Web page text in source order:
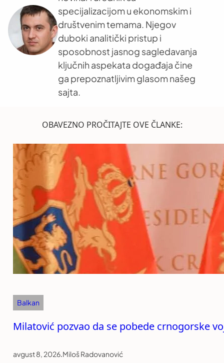
specijalizacijom u ekonomskim i
društvenim temama. Njegov
duboki analitički pristup i
sposobnost jasnog sagledavanja
ključnih aspekata događaja čine
ga prepoznatljivim glasom našeg
sajta.
OBAVEZNO PROČITAJTE OVE ČLANKE:
Balkan
Milatović pozvao da se pobede crnogorske
avgust 8, 2026.Miloš Radovanović